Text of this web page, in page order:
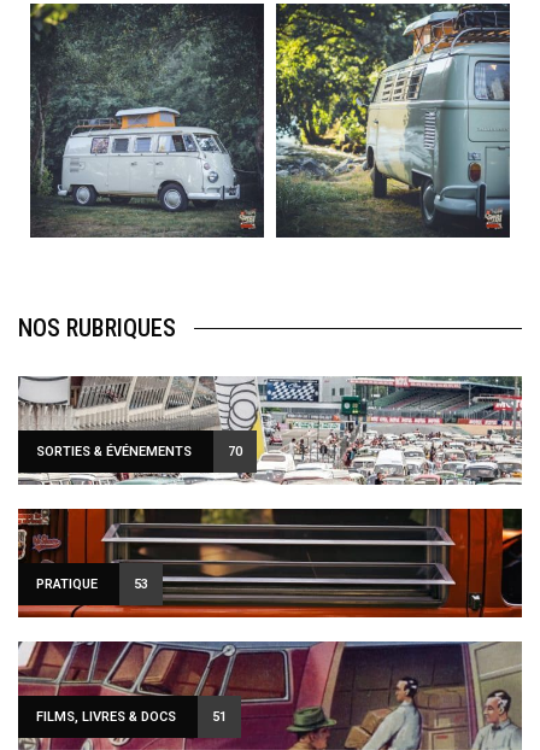
Get notified about exclusive offers every week!
SIGN UP
I would like to receive news and special offers.
becombi
Août 10
120
0
becombi
Août 10
108
0
NOS RUBRIQUES
SORTIES & ÉVÉNEMENTS 70
PRATIQUE 53
FILMS, LIVRES & DOCS 51